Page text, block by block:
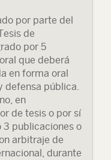
por parte del
de
por 5
que deberá
en forma oral
defensa pública.
en
de tesis o por sí
3 publicaciones o
arbitraje de
durante